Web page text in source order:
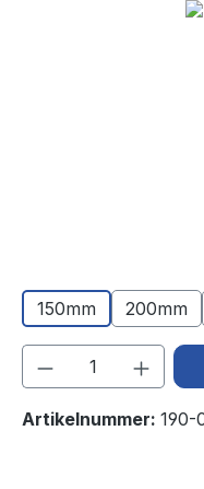
Bildergalerie
150mm 200mm
Produkt
Artikelnummer: 190-